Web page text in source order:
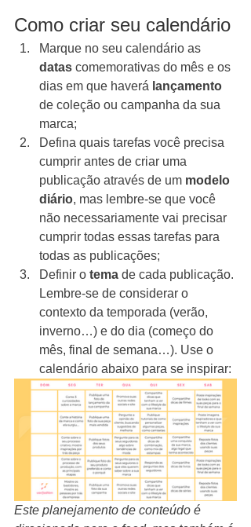
Como criar seu calendário
Marque no seu calendário as
datas comemorativas do mês e os
dias em que haverá lançamento
de coleção ou campanha da sua
marca;
Defina quais tarefas você precisa
cumprir antes de criar uma
publicação através de um modelo
diário, mas lembre-se que você
não necessariamente vai precisar
cumprir todas essas tarefas para
todas as publicações;
Definir o tema de cada publicação.
Lembre-se de considerar o
contexto da temporada (verão,
inverno…) e do dia (começo do
mês, final de semana…). Use o
calendário abaixo para se inspirar:
Este planejamento de conteúdo é